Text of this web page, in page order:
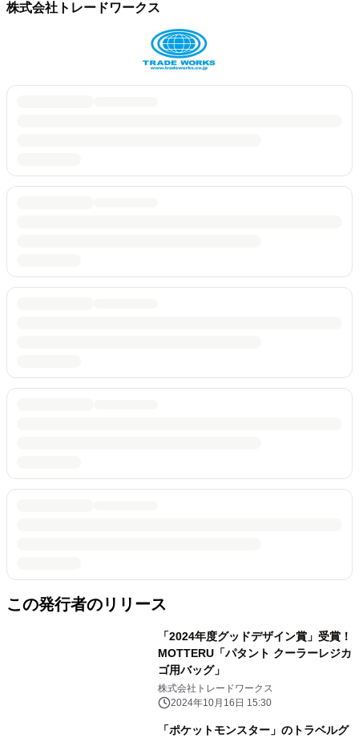
株式会社トレードワークス
この発行者のリリース
「2024年度グッドデザイン賞」受賞！
MOTTERU「パタント クーラーレジカ
ゴ用バッグ」
株式会社トレードワークス
2024年10月16日 15:30
「ポケットモンスター」のトラベルグ